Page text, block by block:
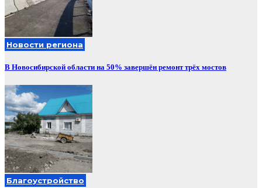
Новости региона
В Новосибирской области на 50% завершён ремонт трёх мостов
Благоустройство